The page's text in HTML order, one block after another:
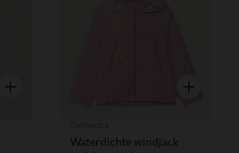
Snel overzicht Snel
Waterdichte windjack